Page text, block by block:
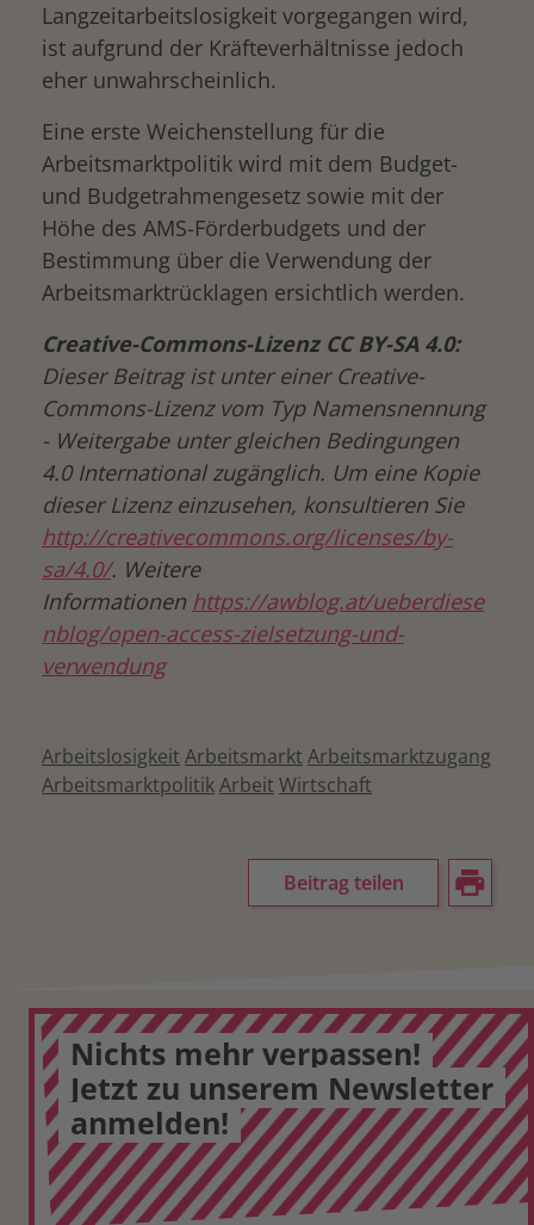
Langzeitarbeitslosigkeit vorgegangen wird,
ist aufgrund der Kräfteverhältnisse jedoch
eher unwahrscheinlich.
Eine erste Weichenstellung für die
Arbeitsmarktpolitik wird mit dem Budget-
und Budgetrahmengesetz sowie mit der
Höhe des AMS-Förderbudgets und der
Bestimmung über die Verwendung der
Arbeitsmarktrücklagen ersichtlich werden.
Creative-Commons-Lizenz CC BY-SA 4.0:
Dieser Beitrag ist unter einer Creative-
Commons-Lizenz vom Typ Namensnennung
- Weitergabe unter gleichen Bedingungen
4.0 International zugänglich. Um eine Kopie
dieser Lizenz einzusehen, konsultieren Sie
http://creativecommons.org/licenses/by-
sa/4.0/. Weitere
Informationen https://awblog.at/ueberdiese
nblog/open-access-zielsetzung-und-
verwendung
Arbeitslosigkeit Arbeitsmarkt Arbeitsmarktzugang
ArbeitsmarktpolitikArbeit Wirtschaft
Beitrag teilen
Nichts mehr verpassen!
Jetzt zu unserem Newsletter
anmelden!